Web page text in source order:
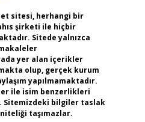
sitesi, herhangi bir
şirketi ile hiçbir
Sitede yalnızca
yer alan içerikler
olup, gerçek kurum
yapılmamaktadır.
ile isim benzerlikleri
Sitemizdeki bilgiler taslak
taşımazlar.